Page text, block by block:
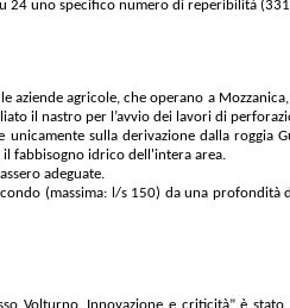
24 uno specifico numero di reperibilità
aziende agricole, che operano a
il nastro per l’avvio dei lavori di
sulla derivazione dalla roggia
il fabbisogno idrico dell'intera area.
adeguate.
(massima: l/s 150) da una profondità